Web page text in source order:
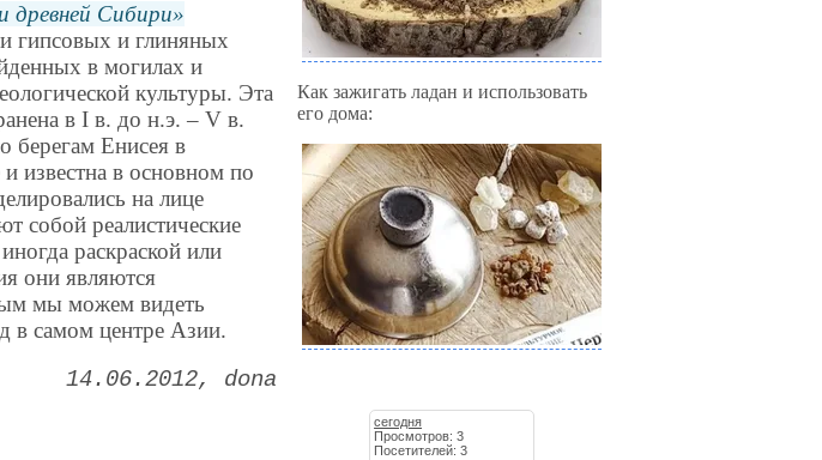
древней Сибири
гипсовых и глиняных
в могилах и
культуры. Эта
в I в. до н.э. – V в.
Енисея в
известна в основном по
на лице
собой реалистические
раскраской или
они являются
мы можем видеть
в самом центре Азии.
14.06.2012 dona
Как зажигать ладан и использовать
его дома:
сегодня
Просмотров: 3
Посетителей: 3